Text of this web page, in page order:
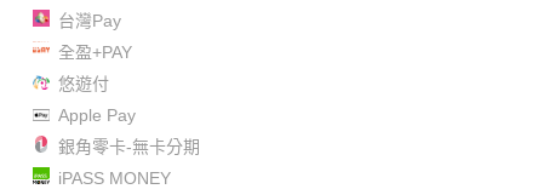
台灣Pay
全盈+PAY
悠遊付
Apple Pay
銀角零卡-無卡分期
iPASS MONEY